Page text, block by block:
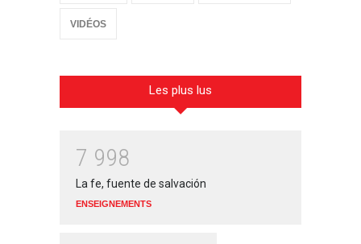
VIDÉOS
Les plus lus
7 998
La fe, fuente de salvación
ENSEIGNEMENTS